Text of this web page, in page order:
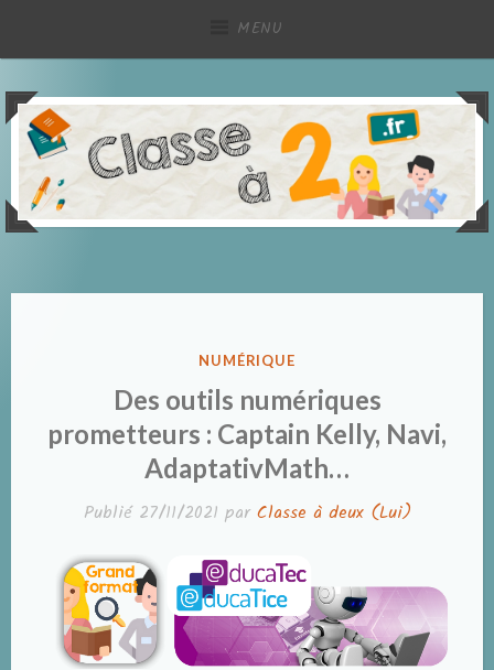
principal
MENU
Classe à deux
PUBLIÉ
NUMÉRIQUE
Des outils numériques
prometteurs : Captain Kelly, Navi,
AdaptativMath…
Publié 27/11/2021 par Classe à deux (Lui)